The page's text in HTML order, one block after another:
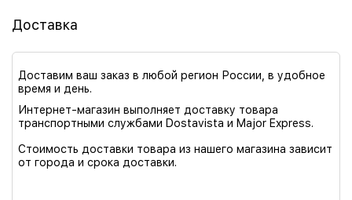
Доставка
Доставим ваш заказ в любой регион России, в удобное
время и день.
Интернет-магазин выполняет доставку товара
транспортными службами Dostavista и Major Express.
Стоимость доставки товара из нашего магазина зависит
от города и срока доставки.